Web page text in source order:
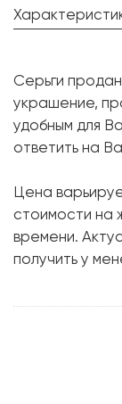
Форма:
Металл:
Вес грамм:
Серьги
украшение,
удобным для
ответить на
Цена
стоимости на
времени.
получить у